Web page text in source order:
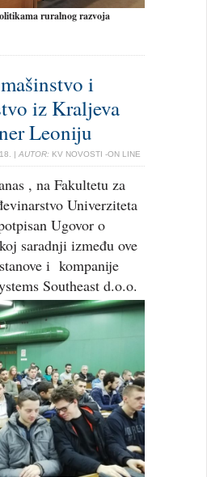
ruralnog razvoja
i
iz Kraljeva
Leoniju
| AUTOR: KV NOVOSTI -ON LINE
, na Fakultetu za
Univerziteta
Ugovor o
saradnji između ove
i kompanije
Southeast d.o.o.